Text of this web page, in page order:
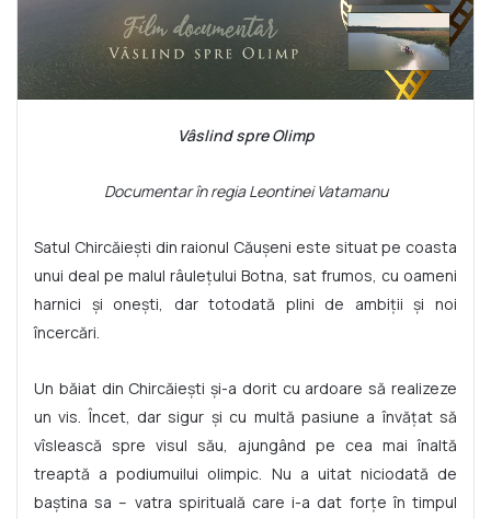
Vâslind spre Olimp
Documentar în regia Leontinei Vatamanu
Satul Chircăiești din raionul Căușeni este situat pe coasta
unui deal pe malul râulețului Botna, sat frumos, cu oameni
harnici și onești, dar totodată plini de ambiții și noi
încercări.
Un băiat din Chircăiești și-a dorit cu ardoare să realizeze
un vis. Încet, dar sigur și cu multă pasiune a învățat să
vîslească spre visul său, ajungând pe cea mai înaltă
treaptă a podiumuilui olimpic. Nu a uitat niciodată de
baștina sa – vatra spirituală care i-a dat forțe în timpul